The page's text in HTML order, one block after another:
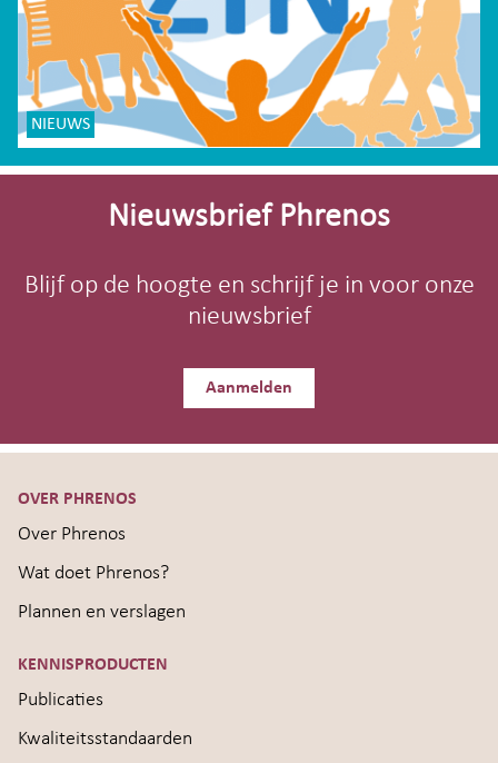
NIEUWS
Site-
Nieuwsbrief Phrenos
Blijf op de hoogte en schrijf je in voor onze
nieuwsbrief
Aanmelden
OVER PHRENOS
Over Phrenos
Wat doet Phrenos?
Plannen en verslagen
KENNISPRODUCTEN
Publicaties
Kwaliteitsstandaarden